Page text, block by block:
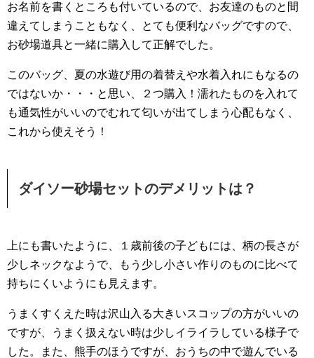
お名前を書くところも付いているので、お友達のものと間
違えてしまうこともなく、とても便利なバッグですので、
お砂場道具と一緒に購入して正解でした。
このバッグ、夏の水遊び用の着替えや水着入れにもなるの
ではないか・・・と思い、２つ購入！濡れたものを入れて
も通気性がいいのでむれて匂いが出てしまう心配もなく、
これから使えそう！
ダイソー砂場セットのデメリットは？
上にも書いたように、１歳前後の子どもには、柄の長さが
少しネックなようで、もう少し小さい作りのものに比べて
持ちにくいようにも見えます。
うまくすくえた時は沢山入る大きいスコップの方がいいの
ですが、うまく扱えない時は少しイライラしている様子で
した。また、熊手のほうですが、おうちの中で遊んでいる